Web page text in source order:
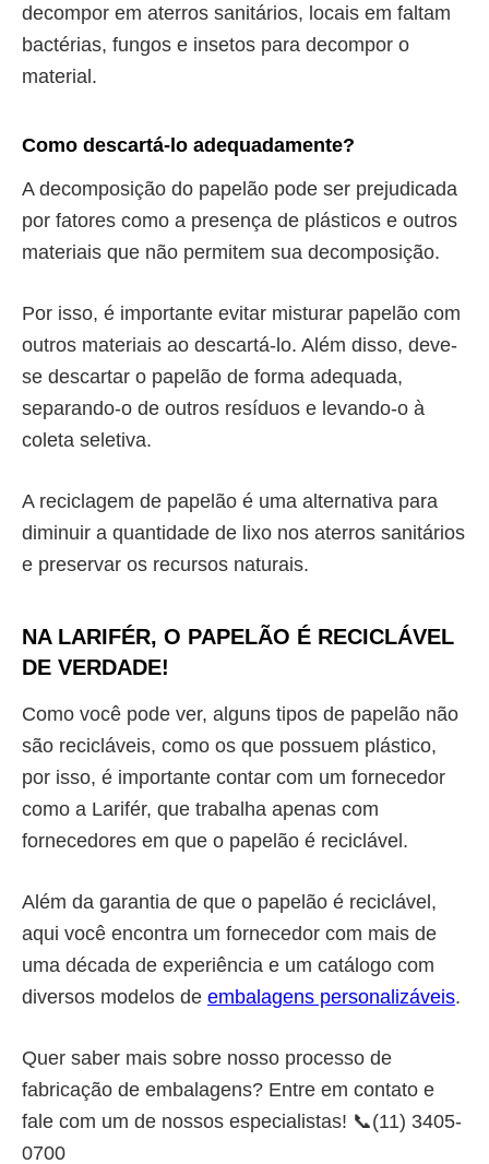
decompor em aterros sanitários, locais em faltam
bactérias, fungos e insetos para decompor o
material.
Como descartá-lo adequadamente?
A decomposição do papelão pode ser prejudicada
por fatores como a presença de plásticos e outros
materiais que não permitem sua decomposição.
Por isso, é importante evitar misturar papelão com
outros materiais ao descartá-lo. Além disso, deve-
se descartar o papelão de forma adequada,
separando-o de outros resíduos e levando-o à
coleta seletiva.
A reciclagem de papelão é uma alternativa para
diminuir a quantidade de lixo nos aterros sanitários
e preservar os recursos naturais.
NA LARIFÉR, O PAPELÃO É RECICLÁVEL
DE VERDADE!
Como você pode ver, alguns tipos de papelão não
são recicláveis, como os que possuem plástico,
por isso, é importante contar com um fornecedor
como a Larifér, que trabalha apenas com
fornecedores em que o papelão é reciclável.
Além da garantia de que o papelão é reciclável ,
aqui você encontra um fornecedor com mais de
uma década de experiência e um catálogo com
diversos modelos de embalagens personalizáveis.
Quer saber mais sobre nosso processo de
fabricação de embalagens? Entre em contato e
fale com um de nossos especialistas! 📞(11) 3405-
0700